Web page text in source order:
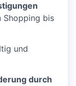
Shopping bis
und
durch